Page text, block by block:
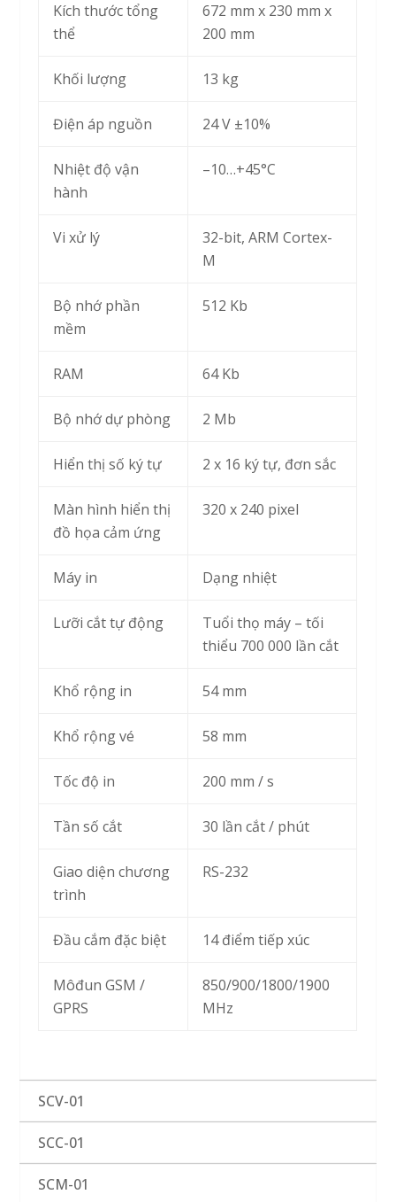
Kích thước tổng
thể
672 mm х 230 mm х
200 mm
Khối lượng 13 kg
Điện áp nguồn 24 V ±10%
Nhiệt độ vận
hành
–10…+45°С
Vi xử lý
32-bit, ARM Cortex-
M
Bộ nhớ phần
mềm
512 Kb
RAM 64 Kb
Bộ nhớ dự phòng 2 Mb
Hiển thị số ký tự 2 x 16 ký tự, đơn sắc
Màn hình hiển thị
đồ họa cảm ứng
320 x 240 pixel
Máy in Dạng nhiệt
Lưỡi cắt tự động
Tuổi thọ máy – tối
thiểu 700 000 lần cắt
Khổ rộng in 54 mm
Khổ rộng vé 58 mm
Tốc độ in 200 mm / s
Tần số cắt 30 lần cắt / phút
Giao diện chương
trình
RS-232
Đầu cắm đặc biệt 14 điểm tiếp xúc
Môđun GSM /
GPRS
850/900/1800/1900
MHz
SCV-01
SCC-01
SCM-01